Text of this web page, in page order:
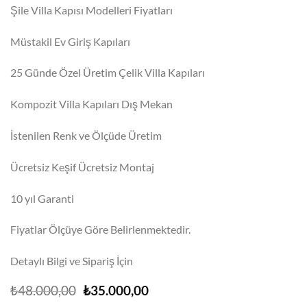
Şile Villa Kapısı Modelleri Fiyatları
Müstakil Ev Giriş Kapıları
25 Günde Özel Üretim Çelik Villa Kapıları
Kompozit Villa Kapıları Dış Mekan
İstenilen Renk ve Ölçüde Üretim
Ücretsiz Keşif Ücretsiz Montaj
10 yıl Garanti
Fiyatlar Ölçüye Göre Belirlenmektedir.
Detaylı Bilgi ve Sipariş İçin
₺48.000,00 Orijinal
₺35.000,00Şu